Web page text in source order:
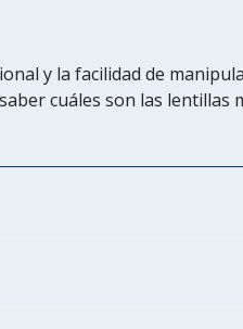
y la facilidad de
cuáles son las